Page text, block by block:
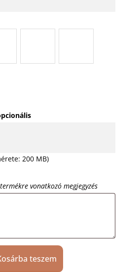
200 MB)
vonatkozó megjegyzés
teszem